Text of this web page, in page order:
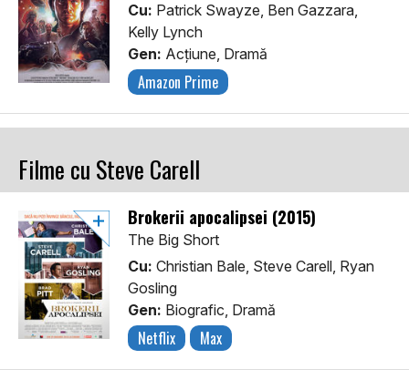
Cu: Patrick Swayze, Ben Gazzara,
Kelly Lynch
Gen: Acţiune, Dramă
Amazon Prime
Filme cu Steve Carell
Brokerii apocalipsei (2015)
The Big Short
Cu: Christian Bale, Steve Carell, Ryan
Gosling
Gen: Biografic, Dramă
Netflix Max